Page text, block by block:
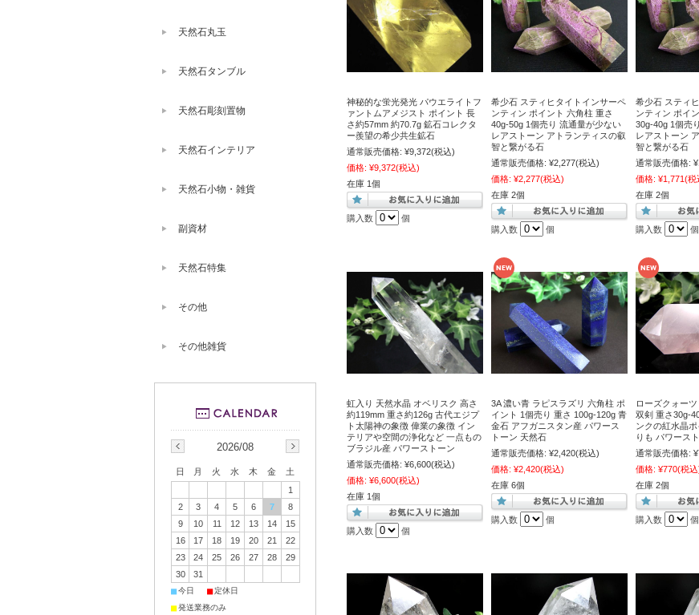
神秘的な蛍光発光 パウエライトフ
ァントムアメジスト ポイント 長
さ約57mm 約70.7g 鉱石コレクタ
ー羨望の希少共生鉱石
通常販売価格: ¥9,372(税込)
価格: ¥9,372(税込)
在庫 1個
購入数 個
希少石 スティヒタイトインサーペ
ンティン ポイント 六角柱 重さ
40g-50g 1個売り 流通量が少ない
レアストーン アトランティスの叡
智と繋がる石
通常販売価格: ¥2,277(税込)
価格: ¥2,277(税込)
在庫 2個
購入数 個
希少石 スティ
ンティン ポイ
30g-40g 1個売
レアストーン
智と繋がる石
通常販売価格:
価格: ¥1,771(税
在庫 2個
購入数 個
虹入り 天然水晶 オベリスク 高さ
約119mm 重さ約126g 古代エジプ
ト太陽神の象徴 偉業の象徴 イン
テリアや空間の浄化など 一点もの
ブラジル産 パワーストーン
通常販売価格: ¥6,600(税込)
価格: ¥6,600(税込)
在庫 1個
購入数 個
3A 濃い青 ラピスラズリ 六角柱 ポ
イント 1個売り 重さ 100g-120g 青
金石 アフガニスタン産 パワース
トーン 天然石
通常販売価格: ¥2,420(税込)
価格: ¥2,420(税込)
在庫 6個
購入数 個
ローズクォー
双剣 重さ30g-
ンクの紅水晶
りも パワース
通常販売価格:
価格: ¥770(税込
在庫 2個
購入数 個
天然石丸玉
天然石タンブル
天然石彫刻置物
天然石インテリア
天然石小物・雑貨
副資材
天然石特集
その他
その他雑貨
2026/08
日 月 火 水 木 金
土
1
2
3 4 5 6 7
8
9
10 11 12 13 14
15
16
17 18 19 20 21
22
23
24 25 26 27 28
29
30
31
■今日 ■定休日
■発送業務のみ